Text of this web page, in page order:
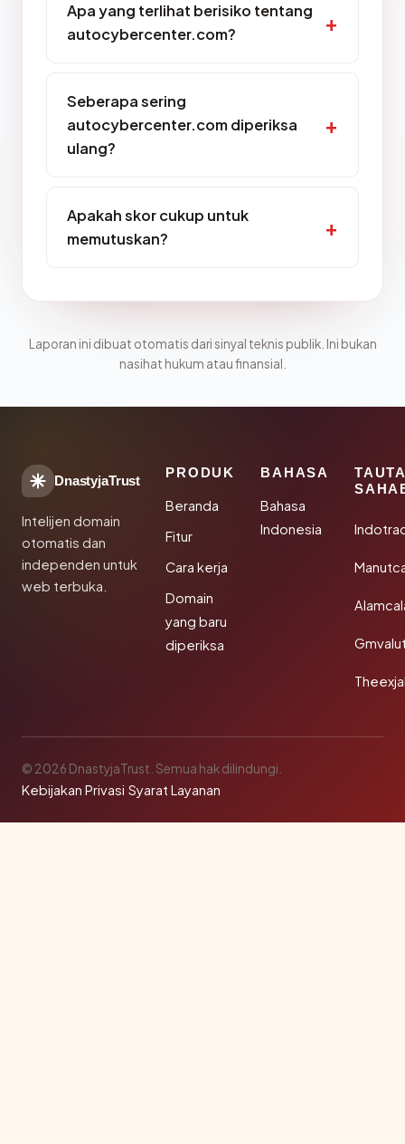
Apa yang terlihat berisiko tentang
autocybercenter.com?
Seberapa sering
autocybercenter.com diperiksa
ulang?
Apakah skor cukup untuk
memutuskan?
Laporan ini dibuat otomatis dari sinyal teknis publik. Ini bukan
nasihat hukum atau finansial.
DnastyjaTrust
Intelijen domain
otomatis dan
independen untuk
web terbuka.
PRODUK
Beranda
Fitur
Cara kerja
Domain
yang baru
diperiksa
BAHASA
Bahasa
Indonesia
© 2026 DnastyjaTrust. Semua hak dilindungi.
Kebijakan Privasi·Syarat Layanan